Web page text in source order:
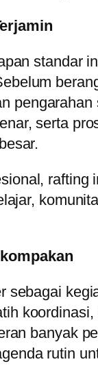
standar
serta
rafting
sebagai
banyak
rutin